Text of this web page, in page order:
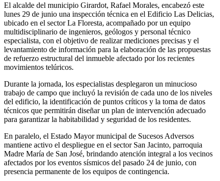
El alcalde del municipio Girardot, Rafael Morales, encabezó este
lunes 29 de junio una inspección técnica en el Edificio Las Delicias,
ubicado en el sector La Floresta, acompañado por un equipo
multidisciplinario de ingenieros, geólogos y personal técnico
especialista, con el objetivo de realizar mediciones precisas y el
levantamiento de información para la elaboración de las propuestas
de refuerzo estructural del inmueble afectado por los recientes
movimientos telúricos.
Durante la jornada, los especialistas desplegaron un minucioso
trabajo de campo que incluyó la revisión de cada uno de los niveles
del edificio, la identificación de puntos críticos y la toma de datos
técnicos que permitirán diseñar un plan de intervención adecuado
para garantizar la habitabilidad y seguridad de los residentes.
En paralelo, el Estado Mayor municipal de Sucesos Adversos
mantiene activo el despliegue en el sector San Jacinto, parroquia
Madre María de San José, brindando atención integral a los vecinos
afectados por los eventos sísmicos del pasado 24 de junio, con
presencia permanente de los equipos de contingencia.